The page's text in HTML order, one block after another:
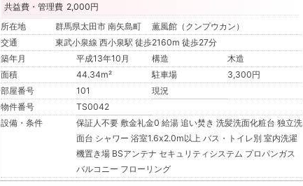
共益費・管理費 2,000円
所在地
群馬県太田市 南矢島町 薫風館（クンプウカン）
交通
東武小泉線 西小泉駅 徒歩2160m 徒歩27分
築年月
平成13年10月 構造
木造
面積
44.34m² 駐車場
3,300円
部屋番号
101
現況
物件番号
TS0042
設備・条件
保証人不要 敷金礼金0 給湯 追い焚き 洗髪洗面化粧台 独立洗
面台 シャワー 浴室1.6x2.0m以上 バス・トイレ別 室内洗濯
機置き場 BSアンテナ セキュリティシステム プロパンガス
バルコニー フローリング